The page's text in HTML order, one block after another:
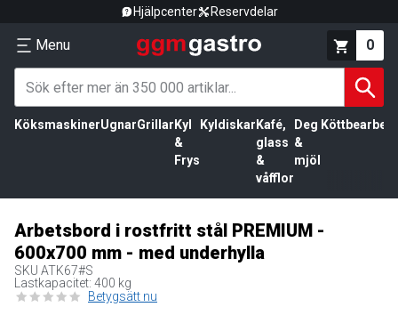
Hjälpcenter Reservdelar
Menu 0
KöksmaskinerUgnarGrillar Kyl
&
Frys
Kyldiskar Kafé,
glass
&
våfflor
Deg
&
mjöl
Arbetsbord i rostfritt stål PREMIUM -
600x700 mm - med underhylla
SKU ATK67#S
Lastkapacitet: 400 kg
Betygsätt nu